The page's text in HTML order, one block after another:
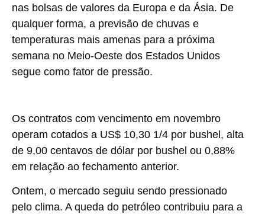
nas bolsas de valores da Europa e da Ásia. De
qualquer forma, a previsão de chuvas e
temperaturas mais amenas para a próxima
semana no Meio-Oeste dos Estados Unidos
segue como fator de pressão.
Os contratos com vencimento em novembro
operam cotados a US$ 10,30 1/4 por bushel, alta
de 9,00 centavos de dólar por bushel ou 0,88%
em relação ao fechamento anterior.
Ontem, o mercado seguiu sendo pressionado
pelo clima. A queda do petróleo contribuiu para a